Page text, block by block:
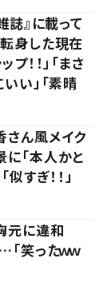
』に載って
身した現在
！！」「まさ
い」「素晴
ん風メイク
「本人かと
すぎ！！」
元に違和
笑ったｗｗ